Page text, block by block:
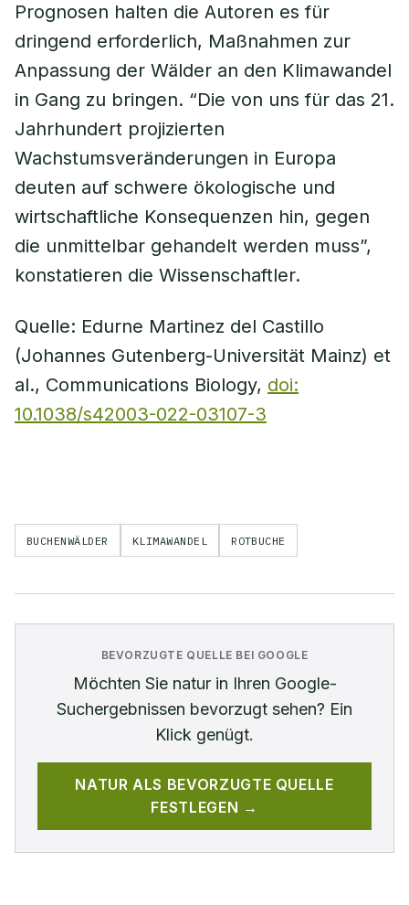
Prognosen halten die Autoren es für
dringend erforderlich, Maßnahmen zur
Anpassung der Wälder an den Klimawandel
in Gang zu bringen. “Die von uns für das 21.
Jahrhundert projizierten
Wachstumsveränderungen in Europa
deuten auf schwere ökologische und
wirtschaftliche Konsequenzen hin, gegen
die unmittelbar gehandelt werden muss”,
konstatieren die Wissenschaftler.
Quelle: Edurne Martinez del Castillo
(Johannes Gutenberg-Universität Mainz) et
al., Communications Biology, doi:
10.1038/s42003-022-03107-3
BUCHENWÄLDER KLIMAWANDEL ROTBUCHE
BEVORZUGTE QUELLE BEI GOOGLE
Möchten Sie naturin Ihren Google-
Suchergebnissen bevorzugt sehen? Ein
Klick genügt.
NATUR ALS BEVORZUGTE QUELLE
FESTLEGEN →